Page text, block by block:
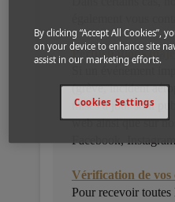
Perturbations
(grève, incident
mises à jour sont
web ainsi que sur
Facebook,
Vérification de vos
Pour recevoir
By clicking “Accept All Cookies”,
on your device to enhance site
assist in our marketing efforts.
Cookies Settings